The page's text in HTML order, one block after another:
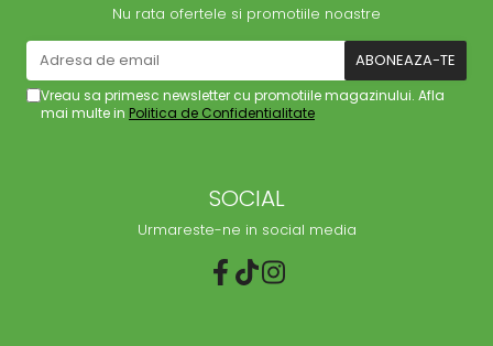
Nu rata ofertele si promotiile noastre
Vreau sa primesc newsletter cu promotiile magazinului. Afla
mai multe in Politica de Confidentialitate
SOCIAL
Urmareste-ne in social media